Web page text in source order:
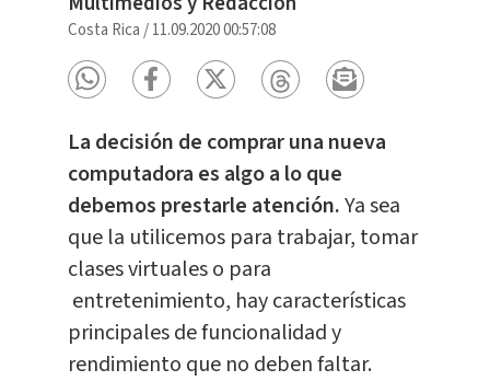
Costa Rica /11.09.2020 00:57:08
La decisión de comprar una nueva
computadora es algo a lo que
debemos prestarle atención.Ya sea
que la utilicemos para trabajar, tomar
clases virtuales o para
entretenimiento, hay características
principales de funcionalidad y
rendimiento que no deben faltar.